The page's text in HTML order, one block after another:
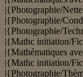
|{Photographie/
|{Photographie/
|{Photographie/
|{Mathc initiation/
|{Mathématiques
|{Mathc initiation/
|{Photographie/